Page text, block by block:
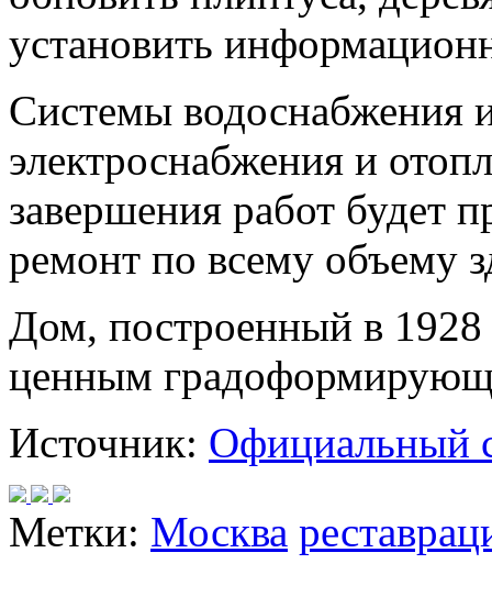
установить
Системы водоснабжения
электроснабжения и
завершения работ будет
ремонт по всему объему
Дом, построенный в 1928
ценным
Источник: Официальный
Метки: Москва